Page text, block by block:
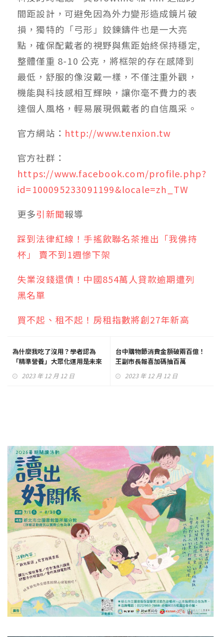
間距設計，可避免因為外力變形造成鏡片破
損，獨特的「弓形」鉸鍊鑄件也是一大亮
點，確保配戴者的視野與焦距始終保持穩定,
整體僅重 8-10 公克，將框架的存在感降到
最低，舒服的像沒戴一樣，不僅注重外觀，
機能與科技感相互輝映，讓你毫不費力的表
達個人風格，輕易展現佩戴者的自信風采。
官方網站： http://www.tenxion.tw
官方社群：
https://www.facebook.com/profile.php?
id=100095233091199&locale=zh_TW
更多引新聞報導
踩到法律紅線！手搖飲聯名茶推出「我佛持
杯」 賣不到1週慘下架
失業沒錢還債！中國854萬人貸款逾期遭列
黑名單
買不起、租不起！房租指數將創27年新高
為什麼我吃了沒用？學者認為
「精準營養」大眾化運用是未來
2023 年 12 月 12 日
台中購物節消費金額破兩百億！
王副市長報喜加碼抽百萬
2023 年 12 月 12 日